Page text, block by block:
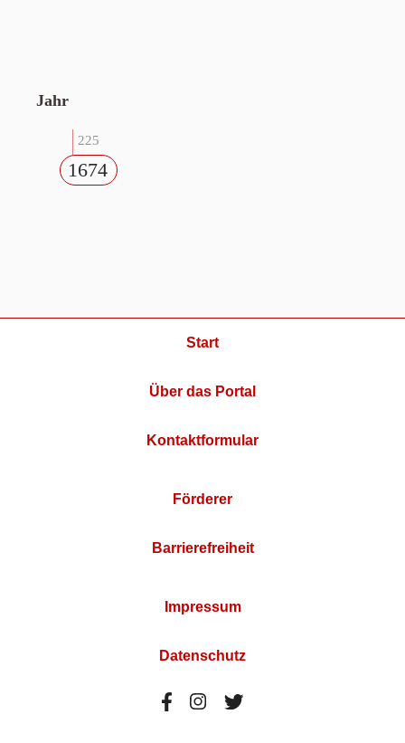
Jahr
225
1674
Start
Über das Portal
Kontaktformular
Förderer
Barrierefreiheit
Impressum
Datenschutz